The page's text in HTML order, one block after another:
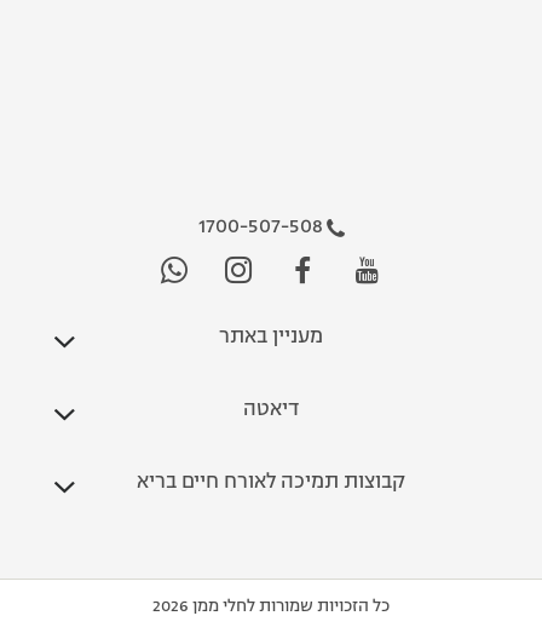
1700-507-508
מעניין באתר
דיאטה
קבוצות תמיכה לאורח חיים בריא
כל הזכויות שמורות לחלי ממן 2026